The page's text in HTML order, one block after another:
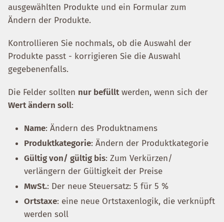
ausgewählten Produkte und ein Formular zum
Ändern der Produkte.
Kontrollieren Sie nochmals, ob die Auswahl der
Produkte passt - korrigieren Sie die Auswahl
gegebenenfalls.
Die Felder sollten nur befülltwerden, wenn sich der
Wert ändern soll:
Name: Ändern des Produktnamens
Produktkategorie: Ändern der Produktkategorie
Gültig von/ gültig bis: Zum Verkürzen/
verlängern der Gültigkeit der Preise
MwSt.: Der neue Steuersatz: 5 für 5 %
Ortstaxe: eine neue Ortstaxenlogik, die verknüpft
werden soll